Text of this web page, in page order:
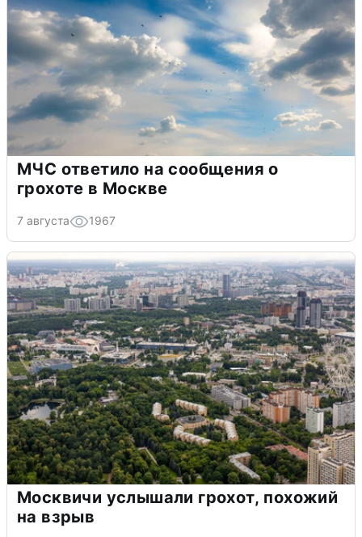
МЧС ответило на сообщения о
грохоте в Москве
7 августа 1967
Москвичи услышали грохот, похожий
на взрыв